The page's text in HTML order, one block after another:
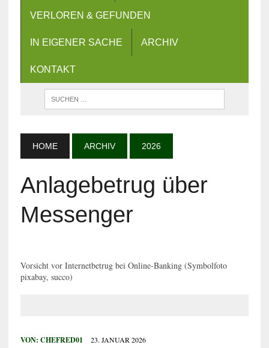
VERLOREN & GEFUNDEN
IN EIGENER SACHE ARCHIV
KONTAKT
HOME ARCHIV 2026
Anlagebetrug über
Messenger
Vorsicht vor Internetbetrug bei Online-Banking (Symbolfoto
pixabay, succo)
VON: CHEFRED01 23. JANUAR 2026